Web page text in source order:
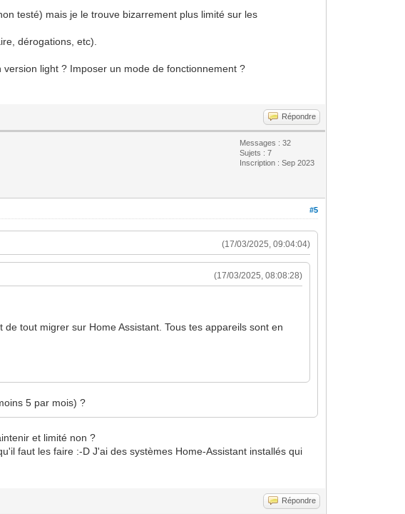
testé) mais je le trouve bizarrement plus limité sur les
dérogations, etc).
light ? Imposer un mode de fonctionnement ?
Répondre
Messages : 32
Sujets : 7
Inscription : Sep 2023
#5
(17/03/2025, 09:04:04)
(17/03/2025, 08:08:28)
tout migrer sur Home Assistant. Tous tes appareils sont en
5 par mois) ?
et limité non ?
faut les faire :-D J'ai des systèmes Home-Assistant installés qui
Répondre